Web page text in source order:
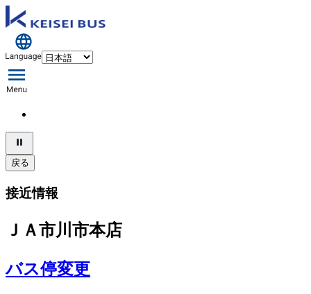
戻る
接近情報
ＪＡ市川市本店
バス停変更